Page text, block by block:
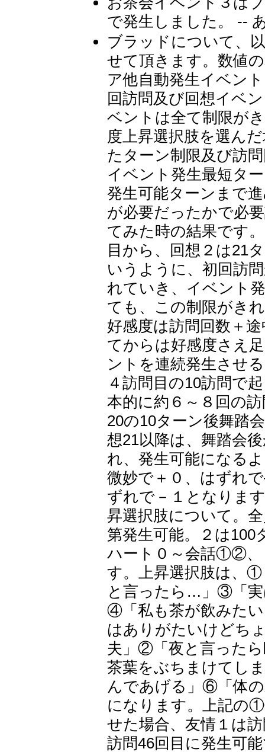
で発生しました。 --
ブラッドについて、
せて頂きます。数値
ア他自動発生イベン
回訪問及び回想イベ
ベントは全て制限が
度上昇選択肢を選ん
たターン制限及び訪
イベント発生最短タ
発生可能ターンまで
が必要だったかで必
てみた時の結果です
目から、回想２は21
いうように、初回訪
れていき、イベント
ても、この制限がき
好感度は訪問回数＋
てからは好感度さえ
ントを連続発生させ
４訪問目の10訪問で
本的に約６～８回の
20の10ターン後舞踏
想21以降は、舞踏会
れ、発生可能になる
微妙で＋０、はずれ
ずれで－１となりま
昇選択肢について。
第発生可能。２は100
ハート０～会話①②
す。上昇選択肢は、
と言ったら…」③「
④「私も茶が飲みた
はありがたいけどち
夫」②「夜と言った
茶葉をぶちまけてし
んであげる」⑥「体
になります。上記の
せた場合、友情１は
訪問46回目に発生可